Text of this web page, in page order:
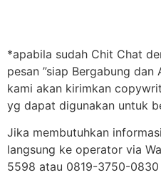
*apabila sudah Chit Chat
pesan ”siap Bergabung dan
kami akan kirimkan
yg dapat digunakan untuk
Jika membutuhkan
langsung ke operator via
5598 atau 0819-3750-